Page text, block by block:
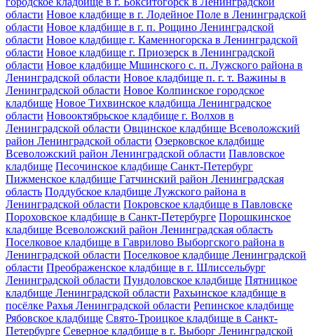
области Новое кладбище в г. Лодейное Поле в Ленинградской
области Новое кладбище в г. п. Рощино Ленинградской
области Новое кладбище г. Каменногорска в Ленинградской
области Новое кладбище г. Приозерск в Ленинградской
области Новое кладбище Мшинского с. п. Лужского района в
Ленинградской области Новое кладбище п. г. т. Важины в
Ленинградской области Новое Колпинское городское
кладбище Новое Тихвинское кладбища Ленинградское
области Новооктябрьское кладбище г. Волхов в
Ленинградской области Овцинское кладбище Всеволожский
район Ленинградской области Озерковское кладбище
Всеволожский район Ленинградской области Павловское
кладбище Песочинское кладбище Санкт-Петербург
Пижменское кладбище Гатчинский район Ленинградская
область Поддубское кладбище Лужского района в
Ленинградской области Покровское кладбище в Павловске
Пороховское кладбище в Санкт-Петербурге Порошкинское
кладбище Всеволожский район Ленинградская область
Поселковое кладбище в Гаврилово Выборгского района в
Ленинградской области Поселковое кладбище Ленинградской
области Преображенское кладбище в г. Шлиссельбург
Ленинградской области Пундоловское кладбище Пятницкое
кладбище Ленинградской области Рахьинское кладбище в
посёлке Рахья Ленинградской области Репинское кладбище
Рябовское кладбище Свято-Троицкое кладбище в Санкт-
Петербурге Северное кладбище в г. Выборг Ленинградской